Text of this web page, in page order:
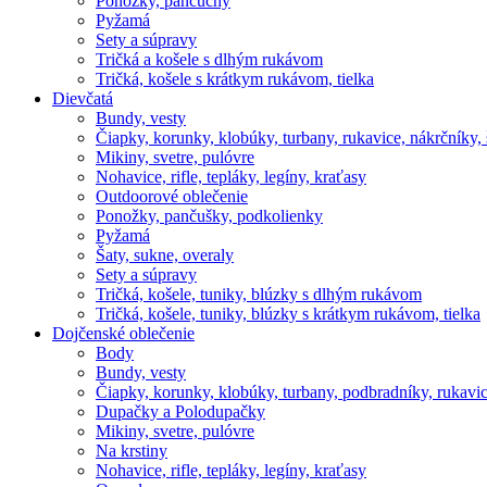
Pyžamá
Sety a súpravy
Tričká a košele s dlhým rukávom
Tričká, košele s krátkym rukávom, tielka
Dievčatá
Bundy, vesty
Čiapky, korunky, klobúky, turbany, rukavice, nákrčníky,
Mikiny, svetre, pulóvre
Nohavice, rifle, tepláky, legíny, kraťasy
Outdoorové oblečenie
Ponožky, pančušky, podkolienky
Pyžamá
Šaty, sukne, overaly
Sety a súpravy
Tričká, košele, tuniky, blúzky s dlhým rukávom
Tričká, košele, tuniky, blúzky s krátkym rukávom, tielka
Dojčenské oblečenie
Body
Bundy, vesty
Čiapky, korunky, klobúky, turbany, podbradníky,
Dupačky a Polodupačky
Mikiny, svetre, pulóvre
Na krstiny
Nohavice, rifle, tepláky, legíny, kraťasy